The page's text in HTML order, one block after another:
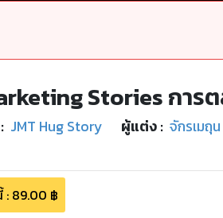
Stories การ
: JMT Hug Story ผู้แต่ง : จักรเมถุน
: 89.00 ฿